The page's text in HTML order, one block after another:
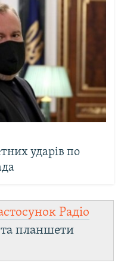
ударів по
Радіо
планшети